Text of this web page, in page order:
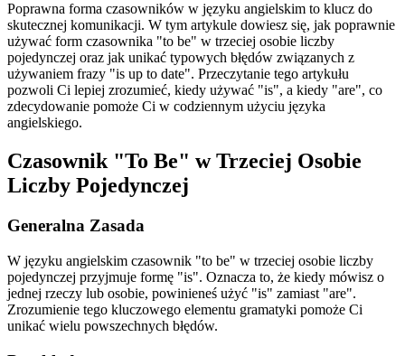
Poprawna forma czasowników w języku angielskim to klucz do
skutecznej komunikacji. W tym artykule dowiesz się, jak poprawnie
używać form czasownika "to be" w trzeciej osobie liczby
pojedynczej oraz jak unikać typowych błędów związanych z
używaniem frazy "is up to date". Przeczytanie tego artykułu
pozwoli Ci lepiej zrozumieć, kiedy używać "is", a kiedy "are", co
zdecydowanie pomoże Ci w codziennym użyciu języka
angielskiego.
Czasownik "To Be" w Trzeciej Osobie
Liczby Pojedynczej
Generalna Zasada
W języku angielskim czasownik "to be" w trzeciej osobie liczby
pojedynczej przyjmuje formę "is". Oznacza to, że kiedy mówisz o
jednej rzeczy lub osobie, powinieneś użyć "is" zamiast "are".
Zrozumienie tego kluczowego elementu gramatyki pomoże Ci
unikać wielu powszechnych błędów.